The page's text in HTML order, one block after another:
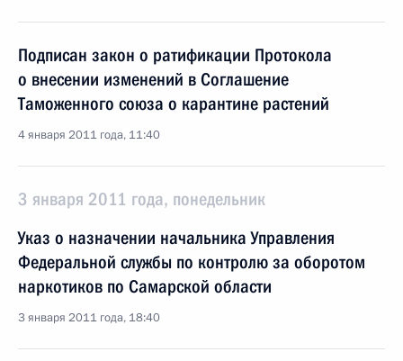
Подписан закон о ратификации Протокола
о внесении изменений в Соглашение
Таможенного союза о карантине растений
4 января 2011 года, 11:40
3 января 2011 года, понедельник
Указ о назначении начальника Управления
Федеральной службы по контролю за оборотом
наркотиков по Самарской области
3 января 2011 года, 18:40